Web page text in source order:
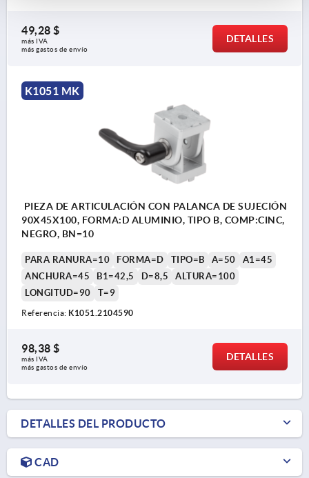
49,28 $
más IVA
más gastos de envío
DETALLES
K1051 MK
PIEZA DE ARTICULACIÓN CON PALANCA DE SUJECIÓN
90X45X100, FORMA:D ALUMINIO, TIPO B, COMP:CINC,
NEGRO, BN=10
PARA RANURA=10 FORMA=D TIPO=B A=50
A1=45
ANCHURA=45
B1=42,5 D=8,5
ALTURA=100
LONGITUD=90
T=9
Referencia: K1051.2104590
98,38 $
más IVA
más gastos de envío
DETALLES
DETALLES DEL PRODUCTO
CAD